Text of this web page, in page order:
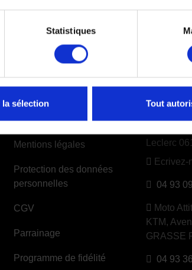
Statistiques
sélection Tout
INFORMATIONS
A propos de Moto-Attitude
Mentions légales
Protection des données
personnelles
CGV
Parrainage
Programme de fidélité
Exclusif
Leclerc
Ecrivez-
04 93
Moto
KTM,
GRASSE
04 93